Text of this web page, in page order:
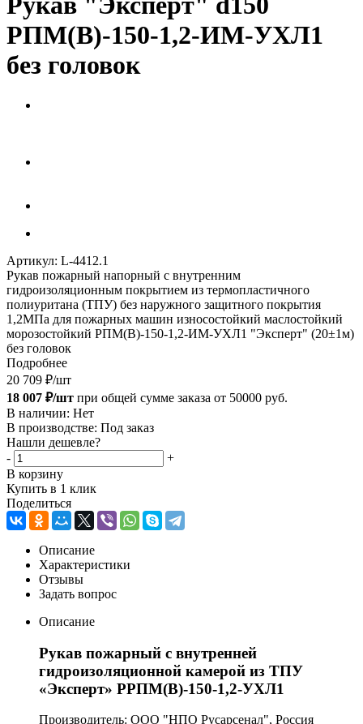
РПМ(В)-150-1,2-ИМ-УХЛ1
без головок
Артикул: L-4412.1
Рукав пожарный напорный с внутренним
гидроизоляционным покрытием из термопластичного
полиуритана (ТПУ) без наружного защитного покрытия
1,2МПа для пожарных машин износостойкий маслостойкий
морозостойкий РПМ(В)-150-1,2-ИМ-УХЛ1 "Эксперт" (20±1м)
без головок
Подробнее
20 709 ₽/шт
18 007 ₽/шт при общей сумме заказа от 50000 руб.
В наличии: Нет
В производстве: Под заказ
Нашли дешевле?
-
+
В корзину
Купить в 1 клик
Поделиться
Описание
Характеристики
Отзывы
Задать вопрос
Описание
Рукав пожарный с внутренней
гидроизоляционной камерой из ТПУ
«Эксперт» РРПМ(В)-150-1,2-УХЛ1
Производитель: ООО "НПО Русарсенал", Россия